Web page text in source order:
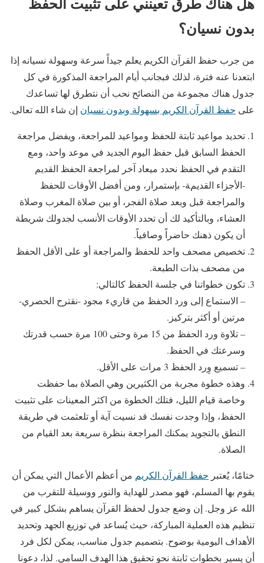
بدون نسيان؟
من جرب حفظ القرآن الكريم يعلم جيداً سرعة وسهولة نسيانه إذا
ابتعدنا عنه فترة، لذلك فبجانب أيام المراجعة المذكورة في كل
جدول هناك مجموعة من النصائح نحب أن نتطرق لها تساعدك
على حفظ القرآن الكريم بسهولة وبدون نسيان إن شاء الله تعالى.
تحديد مواعيد ثابتة للحفظ ومواعيد للمراجعة، ويفضل مراجعة
الحفظ السابق قبل حفظ اليوم الجديد في موعد واحد، ومع
التقدم في الحفظ نحدد ميعاد آخر لمراجعة الحفظ القديم
-الأجزاء القديمة- بإستمرار، ومن أفضل الأوقات للحفظ
والمراجعة قبل وبعد صلاة الفجر، أو بين صلاة المغرب وصلاة
العشاء، وبالتأكيد لك أن تحدد الأوقات الأنسب لجدولك شريطة
أن يكون ذهنك حاضراً وصافياً.
تخصيص مصحف واحد للحفظ والمراجعة أو على الأقل الحفظ
من مصحف بذات الطبعة.
تكون خطواتنا في جلسة الحفظ كالتالي:
– الاستماع إلى ورد الحفظ من قاريء مجود -نقترح الحصري-
مرتين أو أكثر بتركيز.
– تلاوة ورد الحفظ من 15 مرة وحتى 100 مرة حسب قدرتك
وسرعتك في الحفظ.
– تسميع وِرد الحفظ 3 مرات على الأقل.
وهذه خطوة مجربة من الكثيرين وهي الصلاة بما حفظت
وخاصة قيام الليل، فتلك الخطوة من اكثر المعينات على تثبيت
الحفظ، وإذا وجدت نفسك قد نسيت آية أو تلعثمت في طريقة
النطق بالتجويد يمكنك المراجعة بنظرة سريعة بعد القيام من
الصلاة.
ختامًا، يُعتبر حفظ القرآن الكريم من أعظم الأعمال التي يمكن أن
يقوم بها المسلم، فهو مصدر للهداية والنور ووسيلة للتقرب من
الله عز وجل. إن وضع جدول لحفظ القرآن يساهم بشكل كبير في
تنظيم هذه العملية المباركة، حيث يُساعد في توزيع الجهد وتحديد
الأهداف اليومية بوضوح. بتصميم جدول مناسب، يمكن لكل فرد
أن يسير بخطوات ثابتة نحو تحقيق هذا الهدف السامي. لذا، دعونا